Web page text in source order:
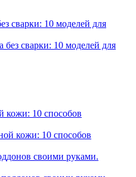
сварки: 10 моделей для
кожи: 10 способов
своими руками.